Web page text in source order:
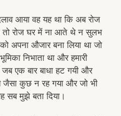
आया वह यह था कि अब रोज
रोज घर में ना आते थे न सुलभ
अपना औजार बना लिया था जो
निभाता था और हमारी
एक बार बाधा हट गयी और
जैसा कुछ न रह गया और जो भी
सब मुझे बता दिया।